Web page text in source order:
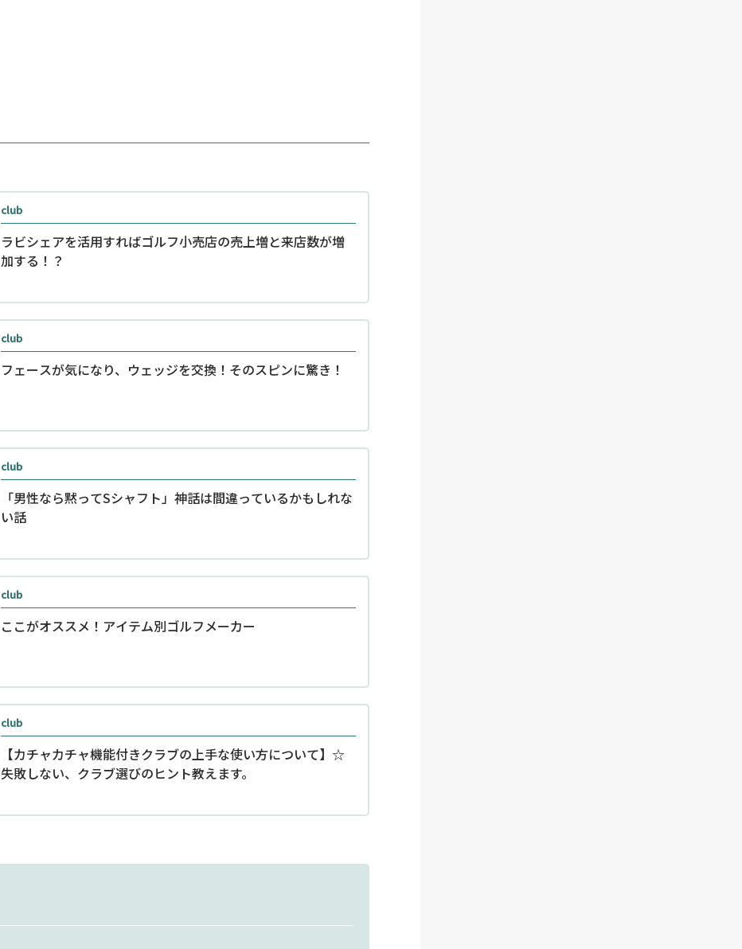
club
ラビシェアを活用すればゴルフ小売店の売上増と来店数が増
加する！？
club
フェースが気になり、ウェッジを交換！そのスピンに驚き！
club
「男性なら黙ってSシャフト」神話は間違っているかもしれな
い話
club
ここがオススメ！アイテム別ゴルフメーカー
club
【カチャカチャ機能付きクラブの上手な使い方について】☆
失敗しない、クラブ選びのヒント教えます。